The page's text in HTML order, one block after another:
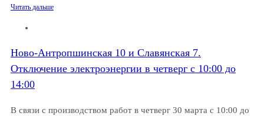
Читать дальше
Ново-Антропшинская 10 и Славянская 7.
Отключение электроэнергии в четверг с 10:00 до
14:00
В связи с производством работ в четверг 30 марта с 10:00 до